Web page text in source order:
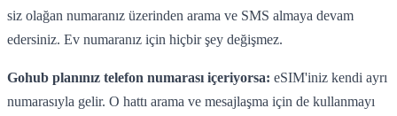
siz olağan numaranız üzerinden arama ve SMS almaya devam
edersiniz. Ev numaranız için hiçbir şey değişmez.
Gohub planınız telefon numarası içeriyorsa: eSIM'iniz kendi ayrı
numarasıyla gelir. O hattı arama ve mesajlaşma için de kullanmayı